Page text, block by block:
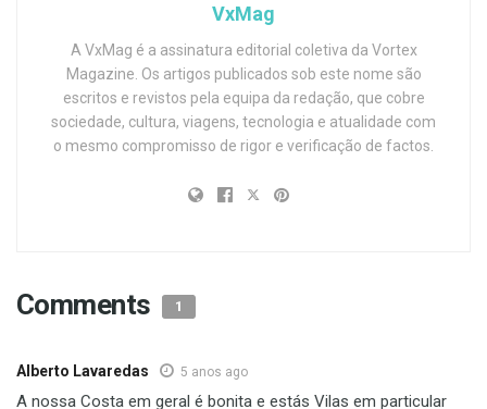
VxMag
A VxMag é a assinatura editorial coletiva da Vortex
Magazine. Os artigos publicados sob este nome são
escritos e revistos pela equipa da redação, que cobre
sociedade, cultura, viagens, tecnologia e atualidade com
o mesmo compromisso de rigor e verificação de factos.
Comments 1
Alberto Lavaredas 5 anos ago
A nossa Costa em geral é bonita e estás Vilas em particular